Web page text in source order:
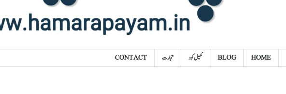
HOME
BLOG کھیل کود تجارت CONTACT